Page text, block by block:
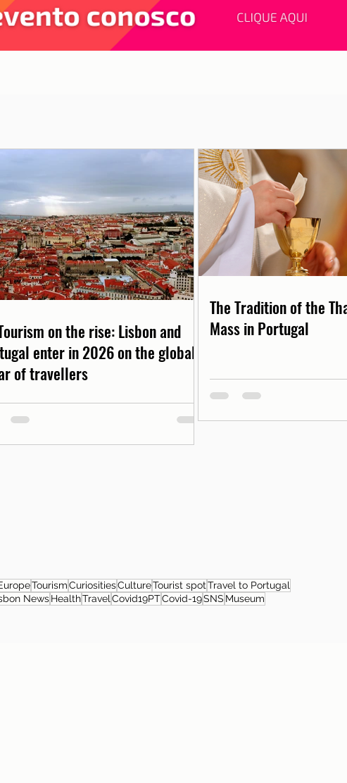
on the rise: Lisbon and
enter in 2026 on the global
of travellers
The Tradition of the
Mass in Portugal
TourismCuriositiesCultureTourist spotTravel to Portugal
NewsHealthTravel Covid19PTCovid-19SNS Museum